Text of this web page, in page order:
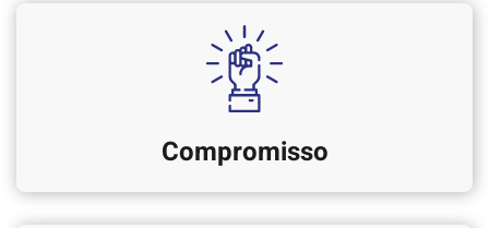
Compromisso